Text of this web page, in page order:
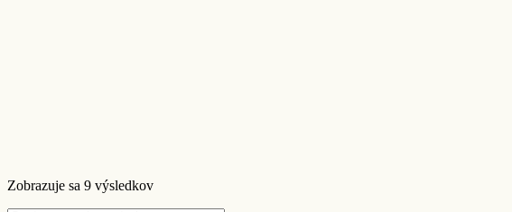
Zobrazuje sa 9 výsledkov